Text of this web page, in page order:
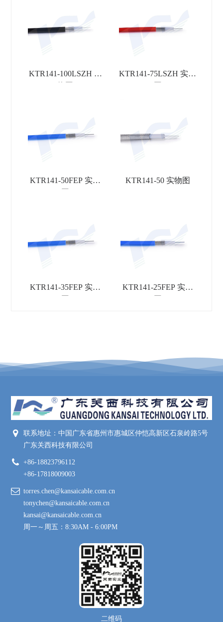
KTR141-100LSZH 实
KTR141-75LSZH 实物
KTR141-50FEP 实物
KTR141-50 实物图
KTR141-35FEP 实物
KTR141-25FEP 实物
联系地址：中国广东省惠州市惠城区仲恺高新区石泉岭路5号
广东关西科技有限公司
+86-18823796112
+86-17818009003
torres.chen@kansaicable.com.cn
tonychen@kansaicable.com.cn
kansai@kansaicable.com.cn
周一～周五：8:30AM - 6:00PM
二维码